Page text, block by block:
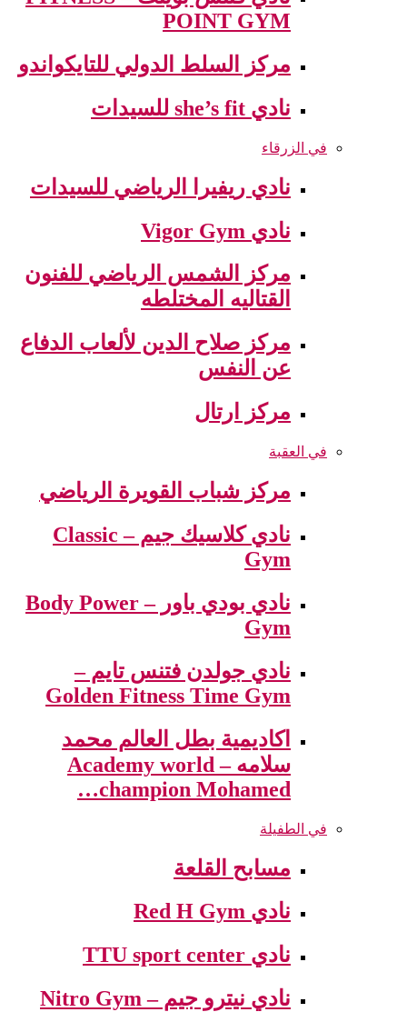
POINT GYM
مركز السلط الدولي للتايكواندو
نادي she’s fit للسيدات
في الزرقاء
نادي ريفيرا الرياضي للسيدات
نادي Vigor Gym
مركز الشمس الرياضي للفنون
القتاليه المختلطه
مركز صلاح الدين لألعاب الدفاع
عن النفس
مركز ارتال
في العقبة
مركز شباب القويرة الرياضي
نادي كلاسيك جيم – Classic
Gym
نادي بودي باور – Body Power
Gym
نادي جولدن فتنس تايم –
Golden Fitness Time Gym
اكاديمية بطل العالم محمد
سلامه – Academy world
champion Mohamed…
في الطفيلة
مسابح القلعة
نادي Red H Gym
نادي TTU sport center
نادي نيترو جيم – Nitro Gym